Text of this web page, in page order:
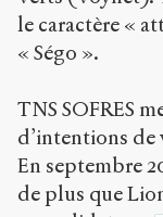
le caractère «
« Ségo ».
TNS SOFRES
d’intentions de
En septembre
de plus que